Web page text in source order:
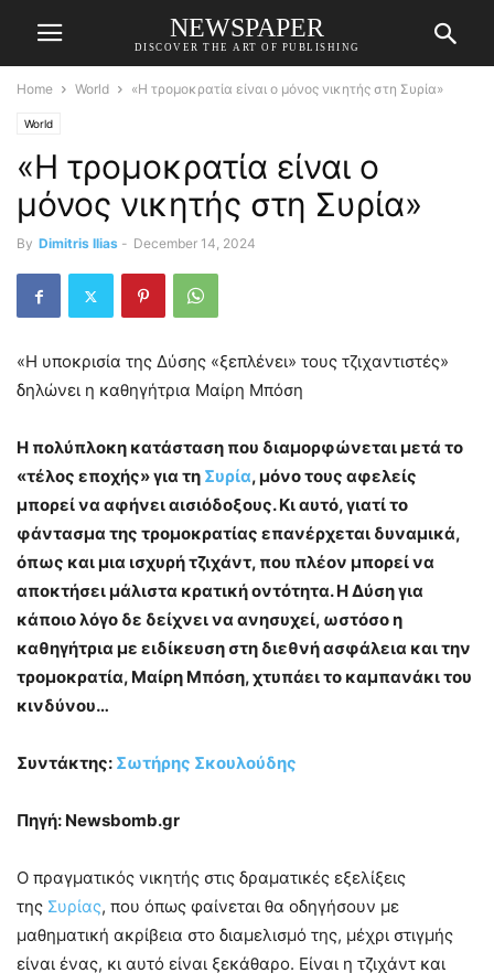
NEWSPAPER
DISCOVER THE ART OF PUBLISHING
Home World «Η τρομοκρατία είναι ο μόνος νικητής στη Συρία»
World
«Η τρομοκρατία είναι ο
μόνος νικητής στη Συρία»
By Dimitris Ilias - December 14, 2024
«Η υποκρισία της Δύσης «ξεπλένει» τους τζιχαντιστές»
δηλώνει η καθηγήτρια Μαίρη Μπόση
Η πολύπλοκη κατάσταση που διαμορφώνεται μετά το
«τέλος εποχής» για τη Συρία, μόνο τους αφελείς
μπορεί να αφήνει αισιόδοξους. Κι αυτό, γιατί το
φάντασμα της τρομοκρατίας επανέρχεται δυναμικά,
όπως και μια ισχυρή τζιχάντ, που πλέον μπορεί να
αποκτήσει μάλιστα κρατική οντότητα. Η Δύση για
κάποιο λόγο δε δείχνει να ανησυχεί, ωστόσο η
καθηγήτρια με ειδίκευση στη διεθνή ασφάλεια και την
τρομοκρατία, Μαίρη Μπόση, χτυπάει το καμπανάκι του
κινδύνου…
Συντάκτης: Σωτήρης Σκουλούδης
Πηγή: Newsbomb.gr
Ο πραγματικός νικητής στις δραματικές εξελίξεις
της Συρίας, που όπως φαίνεται θα οδηγήσουν με
μαθηματική ακρίβεια στο διαμελισμό της, μέχρι στιγμής
είναι ένας, κι αυτό είναι ξεκάθαρο. Είναι η τζιχάντ και